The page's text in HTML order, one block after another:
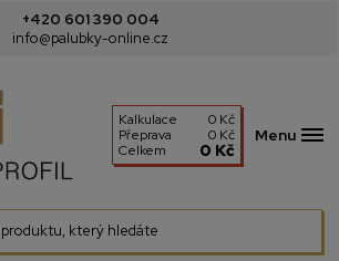
+420 601 390 004
info@palubky-online.cz
Kalkulace
0 Kč
Přeprava
0 Kč
Celkem
0 Kč
Menu